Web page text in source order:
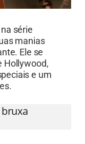
série
manias
Ele se
Hollywood,
e um